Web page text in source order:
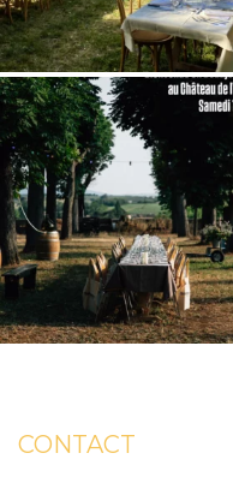
CONTACT